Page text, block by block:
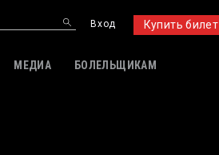
Купить билет
Вход
МЕДИА БОЛЕЛЬЩИКАМ